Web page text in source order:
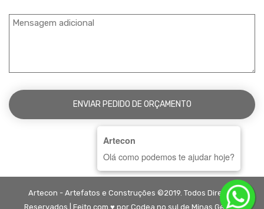
Artecon - Artefatos e Construções ©2019. Todos Direitos
Reservados | Feito com ♥ por Codea no sul de Minas Gerais.
Artecon
Olá como podemos te ajudar hoje?